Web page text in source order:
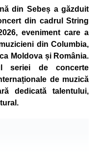
și celor cu experiență în
cei mai bine clasați
premii în bani și premii
își vor putea ridica
în cadrul Punctului
(Race Office), care va
din Sebeș a găzduit
din cadrul String
eveniment care a
din Columbia,
Moldova și România.
seriei de concerte
de muzică
dedicată talentului,